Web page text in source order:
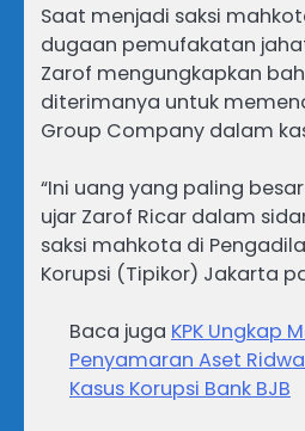
Saat menjadi saksi
dugaan pemufakatan
Zarof mengungkapkan
diterimanya untuk
Group Company dalam
“Ini uang yang paling
ujar Zarof Ricar dalam
saksi mahkota di
Korupsi (Tipikor) Jakarta
Baca juga KPK Ungkap
Penyamaran Aset
Kasus Korupsi Bank BJB